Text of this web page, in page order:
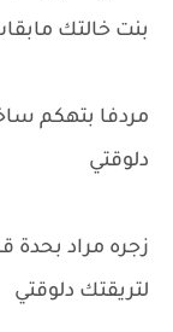
بنت خالتك
مردفا بتهكم
دلوقتي
زجره مراد بحدة
لتريقتك دلوقتي